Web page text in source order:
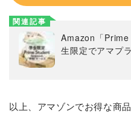
関連記事
Amazon「
生限定でアマプ
以上、アマゾンでお得な商